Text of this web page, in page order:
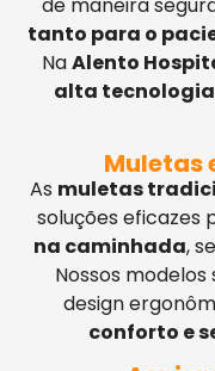
tanto para o
NaAlento
alta tecnologia
Muletas
As muletas
soluções eficazes
na caminhada,
Nossos modelos
design
conforto e